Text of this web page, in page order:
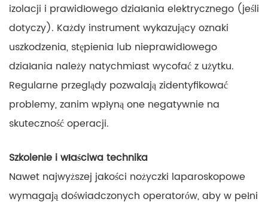
izolacji i prawidłowego działania elektrycznego (jeśli
dotyczy). Każdy instrument wykazujący oznaki
uszkodzenia, stępienia lub nieprawidłowego
działania należy natychmiast wycofać z użytku.
Regularne przeglądy pozwalają zidentyfikować
problemy, zanim wpłyną one negatywnie na
skuteczność operacji.
Szkolenie i właściwa technika
Nawet najwyższej jakości nożyczki laparoskopowe
wymagają doświadczonych operatorów, aby w pełni